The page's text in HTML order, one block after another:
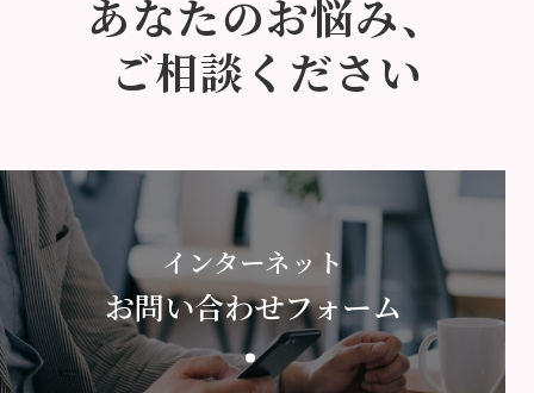
あなたのお悩み、
ご相談ください
インターネット
お問い合わせフォーム